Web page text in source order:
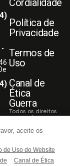
-
Cordialidade
Política de
Privacidade
Termos de
Uso
Canal de
Ética
Guerra
Todos os direitos
reservados.
aceite os
de Uso do Website
Canal de Ética